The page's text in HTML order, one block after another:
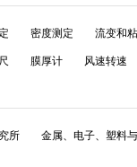
密度测定 流变和
膜厚计 风速转速
所 金属、电子、塑料